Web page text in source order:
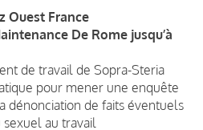
Ouest France
De Rome jusqu’à
de travail de Sopra-Steria
pour mener une enquête
dénonciation de faits éventuels
au travail